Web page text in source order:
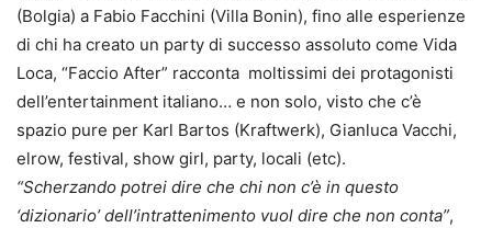
(Bolgia) a Fabio Facchini (Villa Bonin), fino alle esperienze
di chi ha creato un party di successo assoluto come Vida
Loca, “Faccio After” racconta moltissimi dei protagonisti
dell’entertainment italiano… e non solo, visto che c’è
spazio pure per Karl Bartos (Kraftwerk), Gianluca Vacchi,
elrow, festival, show girl, party, locali (etc).
“Scherzando potrei dire che chi non c’è in questo
‘dizionario’ dell’intrattenimento vuol dire che non conta”,